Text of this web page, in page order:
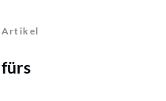
Artikel